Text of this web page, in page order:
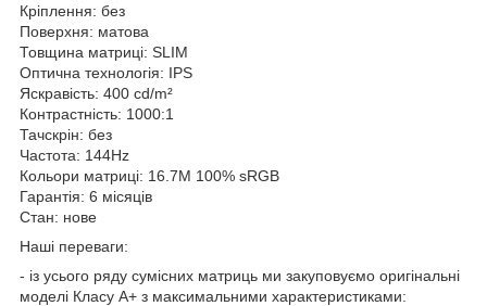
Кріплення: без
Поверхня: матова
Товщина матриці: SLIM
Оптична технологія: IPS
Яскравість: 400 cd/m²
Контрастність: 1000:1
Тачскрін: без
Частота: 144Hz
Кольори матриці: 16.7M 100% sRGB
Гарантія: 6 місяців
Стан: нове
Наші переваги:
- із усього ряду сумісних матриць ми закуповуємо оригінальні
моделі Класу А+ з максимальними характеристиками: